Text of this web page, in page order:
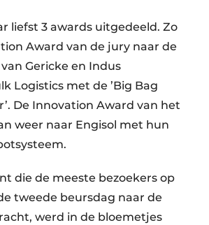
liefst 3 awards uitgedeeld. Zo
Award van de jury naar de
Gericke en Indus
Logistics met de ’Big Bag
De Innovation Award van het
weer naar Engisol met hun
die de meeste bezoekers op
tweede beursdag naar de
werd in de bloemetjes